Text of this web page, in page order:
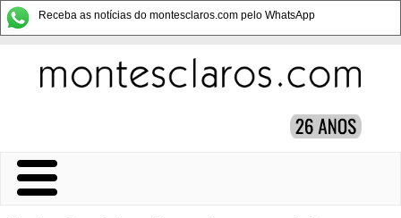
Receba as notícias do montesclaros.com pelo WhatsApp